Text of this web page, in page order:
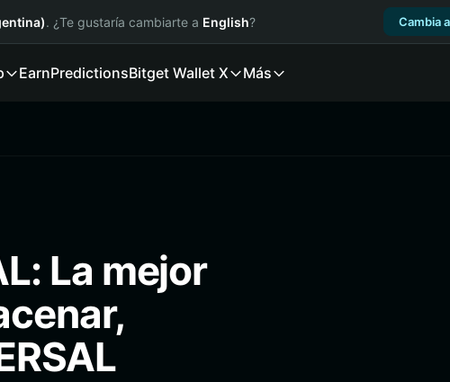
. ¿Te gustaría cambiarte a English? Cambia
EarnPredictionsBitget Wallet X Más
La mejor